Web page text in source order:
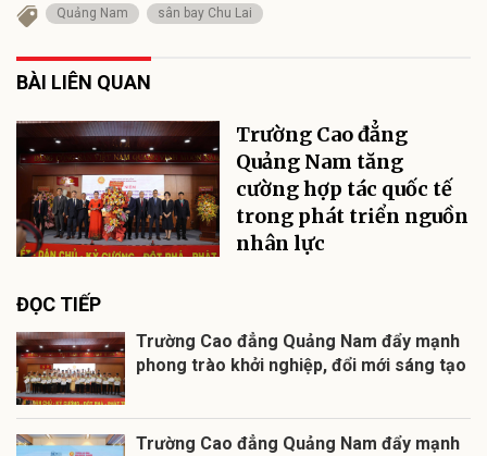
Quảng Nam sân bay Chu Lai
BÀI LIÊN QUAN
Trường Cao đẳng
Quảng Nam tăng
cường hợp tác quốc tế
trong phát triển nguồn
nhân lực
ĐỌC TIẾP
Trường Cao đẳng Quảng Nam đẩy mạnh
phong trào khởi nghiệp, đổi mới sáng tạo
Trường Cao đẳng Quảng Nam đẩy mạnh